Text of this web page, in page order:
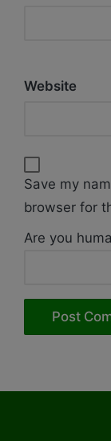
Website
Save my
browser for
Are you